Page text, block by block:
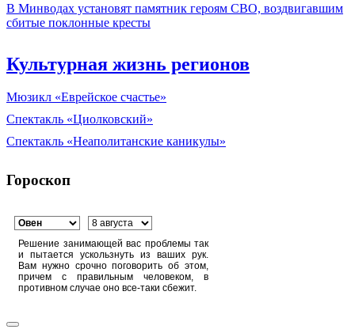
В Минводах установят памятник героям СВО, воздвигавшим
сбитые поклонные кресты
Культурная жизнь регионов
Мюзикл «Еврейское счастье»
Спектакль «Циолковский»
Спектакль «Неаполитанские каникулы»
Гороскоп
Решение занимающей вас проблемы так
и пытается ускользнуть из ваших рук.
Вам нужно срочно поговорить об этом,
причем с правильным человеком, в
противном случае оно все-таки сбежит.